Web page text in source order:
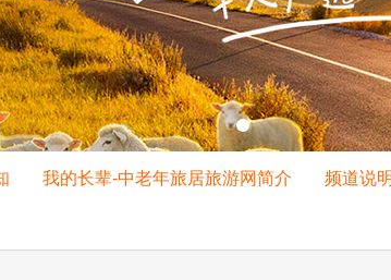
我的长辈-中老年旅居旅游网简介 频道说明